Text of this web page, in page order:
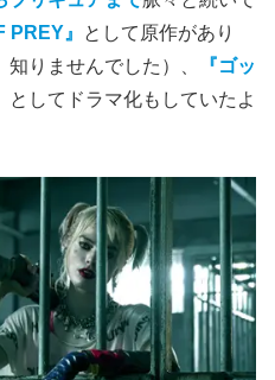
PREY』
として原作があり
知りませんでした）、
『ゴッ
としてドラマ化もしていたよ